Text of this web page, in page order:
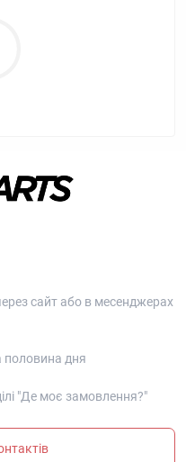
сайт або в месенджерах
половина дня
"Де моє замовлення?"